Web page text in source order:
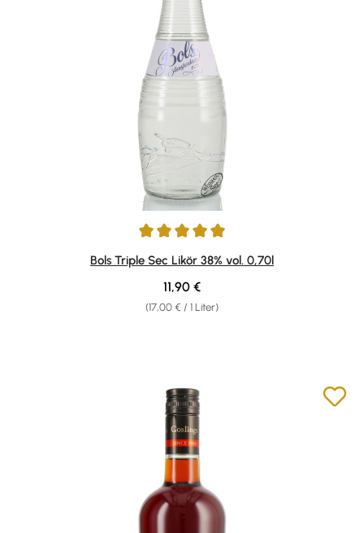
Durchschnittliche Bewertung von 5 von 5 Sternen
Bols Triple Sec Likör 38% vol. 0,70l
(17,00 € / 1 Liter)
Regulärer Preis:
11,90 €